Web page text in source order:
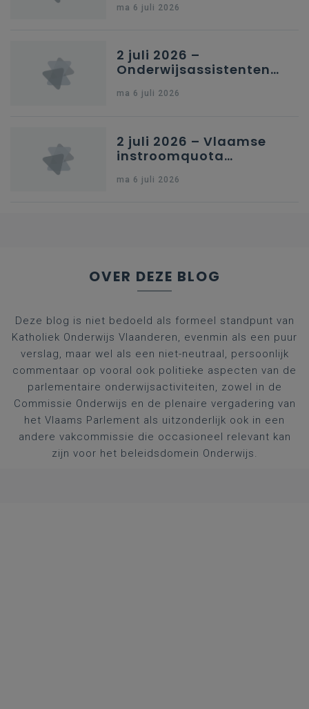
secundair onderwijs in
ma 6 juli 2026
2 juli 2026 –
Onderwijsassistenten
kleuteronderwijs
ma 6 juli 2026
2 juli 2026 – Vlaamse
instroomquota
federale RIZIV-
ma 6 juli 2026
OVER DEZE BLOG
Deze blog is niet bedoeld als formeel standpunt van
Katholiek Onderwijs Vlaanderen, evenmin als een puur
verslag, maar wel als een niet-neutraal, persoonlijk
commentaar op vooral ook politieke aspecten van de
parlementaire onderwijsactiviteiten, zowel in de
Commissie Onderwijs en de plenaire vergadering van
het Vlaams Parlement als uitzonderlijk ook in een
andere vakcommissie die occasioneel relevant kan
zijn voor het beleidsdomein Onderwijs.